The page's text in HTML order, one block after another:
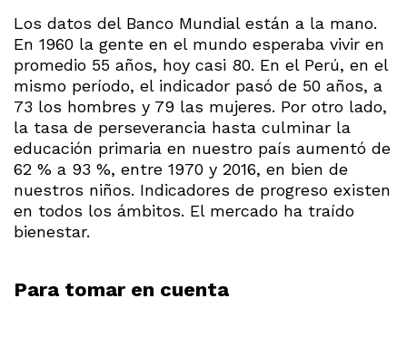
Los datos del Banco Mundial están a la mano.
En 1960 la gente en el mundo esperaba vivir en
promedio 55 años, hoy casi 80. En el Perú, en el
mismo período, el indicador pasó de 50 años, a
73 los hombres y 79 las mujeres. Por otro lado,
la tasa de perseverancia hasta culminar la
educación primaria en nuestro país aumentó de
62 % a 93 %, entre 1970 y 2016, en bien de
nuestros niños. Indicadores de progreso existen
en todos los ámbitos. El mercado ha traído
bienestar.
Para tomar en cuenta